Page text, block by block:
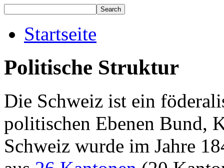
Startseite
Politische Struktur
Die Schweiz ist ein
politischen Ebenen Bund,
Schweiz wurde im Jahre